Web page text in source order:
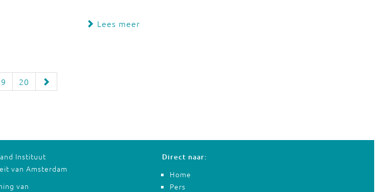
Lees meer
20
Instituut
van Amsterdam
van
Direct naar:
Home
Pers